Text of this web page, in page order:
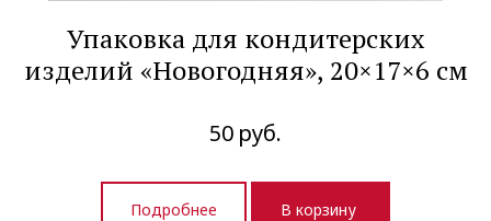
Упаковка для кондитерских
изделий «Новогодняя», 20×17×6 см
50 руб.
Подробнее В корзину